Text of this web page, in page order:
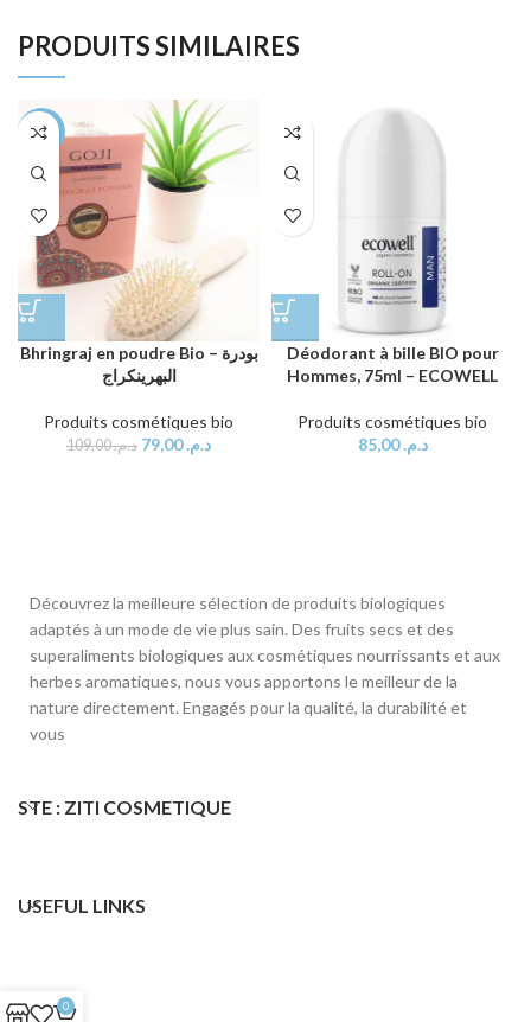
PRODUITS SIMILAIRES
-28%
Bhringraj en poudre Bio – بودرة
البهرينكراج
Produits cosmétiques bio
د.م.109,00 د.م.79,00
Déodorant à bille BIO pour
Hommes, 75ml – ECOWELL
Produits cosmétiques bio
د.م.85,00
Découvrez la meilleure sélection de produits biologiques
adaptés à un mode de vie plus sain. Des fruits secs et des
superaliments biologiques aux cosmétiques nourrissants et aux
herbes aromatiques, nous vous apportons le meilleur de la
nature directement. Engagés pour la qualité, la durabilité et
vous
STE : ZITI COSMETIQUE
USEFUL LINKS
0